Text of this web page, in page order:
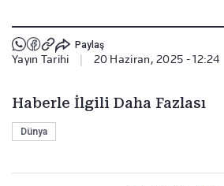
Paylaş
Yayın Tarihi 20 Haziran, 2025 - 12:24
Haberle İlgili Daha Fazlası
Dünya